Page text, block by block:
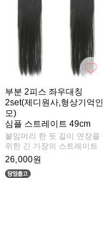
부분 2피스 좌우대칭
2set(제디원사,형상기억인
모)
심플 스트레이트 49cm
붙임머리 한 듯 길이 연장을
위한 긴 기장의 스트레이트
26,000원